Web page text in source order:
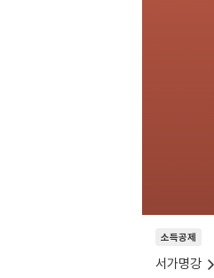
소득공제
서가명강